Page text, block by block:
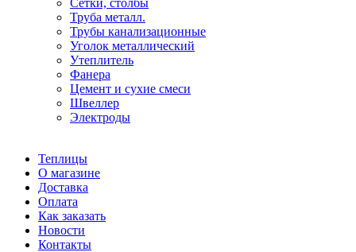
Сетки, столбы
Труба металл.
Трубы канализационные
Уголок металлический
Утеплитель
Фанера
Цемент и сухие смеси
Швеллер
Электроды
Теплицы
О магазине
Доставка
Оплата
Как заказать
Новости
Контакты